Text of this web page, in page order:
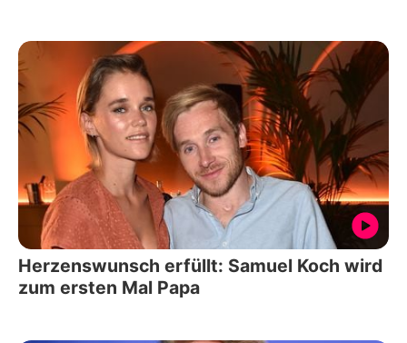
Herzenswunsch erfüllt: Samuel Koch wird
zum ersten Mal Papa